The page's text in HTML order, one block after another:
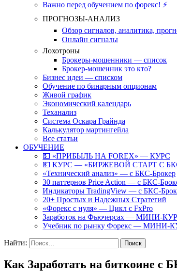
Важно перед обучением по форекс! ⚡
ПРОГНОЗЫ-АНАЛИЗ
Обзор сигналов, аналитика,
Онлайн сигналы
Лохотроны
Брокеры-мошенники — список
Брокер-мошенник это кто?
Бизнес идеи — списком
Обучение по бинарным опционам
Живой график
Экономический календарь
Теханализ
Система Оскара Грайнда
Калькулятор мартингейла
Все статьи
ОБУЧЕНИЕ
💵 «ПРИБЫЛЬ НА FOREX» — КУРС
💵 КУРС — «БИРЖЕВОЙ СТАРТ С
«Технический анализ» — с БКС-Брокер
30 паттернов Price Action — с БКС-
Индикаторы TradingView — с БКС-
20+ Простых и Надежных Стратегий
«Форекс с нуля» — Цикл с FxPro
Заработок на Фьючерсах — МИНИ-
Учебник по рынку Форекс — МИНИ-
Найти:
Как Заработать на биткоине с